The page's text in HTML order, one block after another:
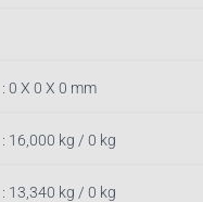
: 0 X 0 X 0 mm
: 16,000 kg / 0 kg
: 13,340 kg / 0 kg